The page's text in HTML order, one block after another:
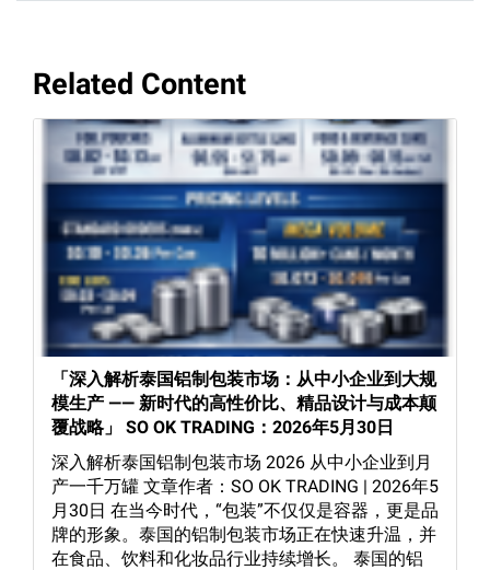
Related Content
「深入解析泰国铝制包装市场：从中小企业到大规
模生产 —— 新时代的高性价比、精品设计与成本颠
覆战略」 SO OK TRADING：2026年5月30日
深入解析泰国铝制包装市场 2026 从中小企业到月
产一千万罐 文章作者：SO OK TRADING | 2026年5
月30日 在当今时代，“包装”不仅仅是容器，更是品
牌的形象。泰国的铝制包装市场正在快速升温，并
在食品、饮料和化妆品行业持续增长。 泰国的铝